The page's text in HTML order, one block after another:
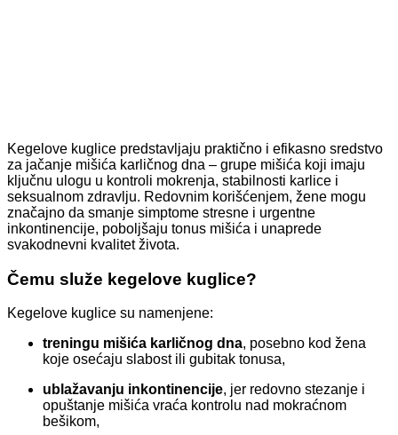
Kegelove kuglice predstavljaju praktično i efikasno sredstvo
za jačanje mišića karličnog dna – grupe mišića koji imaju
ključnu ulogu u kontroli mokrenja, stabilnosti karlice i
seksualnom zdravlju. Redovnim korišćenjem, žene mogu
značajno da smanje simptome stresne i urgentne
inkontinencije, poboljšaju tonus mišića i unaprede
svakodnevni kvalitet života.
Čemu služe kegelove kuglice?
Kegelove kuglice su namenjene:
treningu mišića karličnog dna, posebno kod žena
koje osećaju slabost ili gubitak tonusa,
ublažavanju inkontinencije, jer redovno stezanje i
opuštanje mišića vraća kontrolu nad mokraćnom
bešikom,